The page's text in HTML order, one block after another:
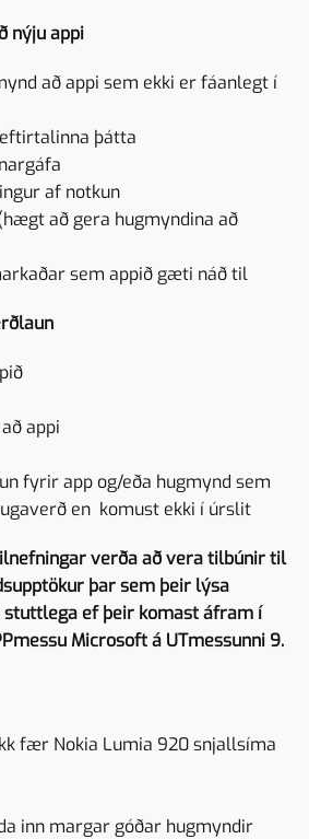
nýju appi
að appi sem ekki er fáanlegt í
þátta
af notkun
að gera hugmyndina að
sem appið gæti náð til
appi
fyrir app og/eða hugmynd sem
en komust ekki í úrslit
verða að vera tilbúnir til
þar sem þeir lýsa
stuttlega ef þeir komast áfram í
Microsoft á UTmessunni 9.
fær Nokia Lumia 920 snjallsíma
inn margar góðar hugmyndir